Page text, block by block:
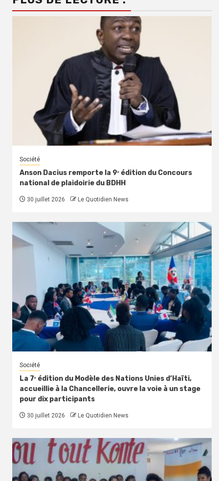
Société
Anson Dacius remporte la 9ᵉ édition du Concours
national de plaidoirie du BDHH
30 juillet 2026 Le Quotidien News
Société
La 7ᵉ édition du Modèle des Nations Unies d’Haïti,
accueillie à la Chancellerie, ouvre la voie à un stage
pour dix participants
30 juillet 2026 Le Quotidien News